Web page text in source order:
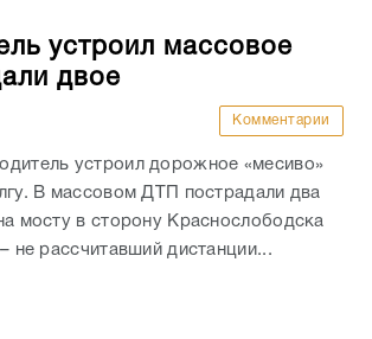
устроил массовое
двое
Комментарии
устроил дорожное «месиво»
В массовом ДТП пострадали два
мосту в сторону Краснослободска
не рассчитавший дистанции...